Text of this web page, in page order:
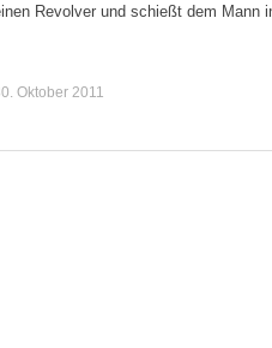
Revolver und schießt dem Mann
Oktober 2011